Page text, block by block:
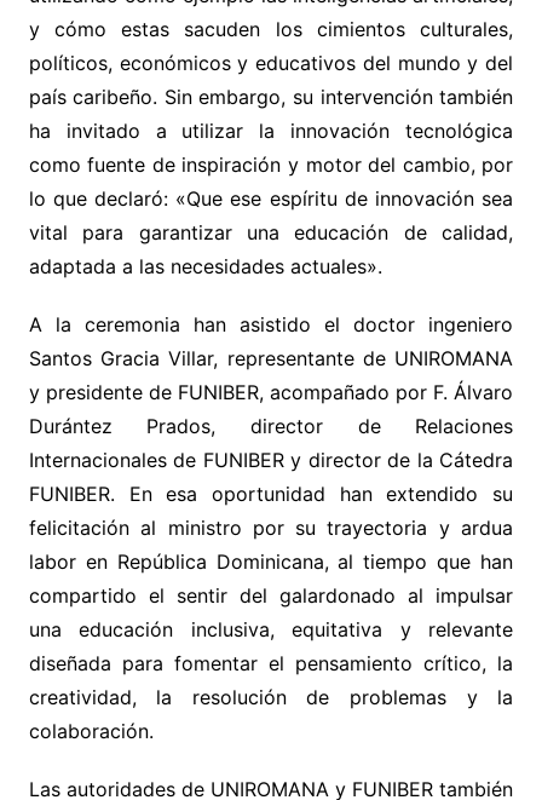
y cómo estas sacuden los cimientos culturales,
políticos, económicos y educativos del mundo y del
país caribeño. Sin embargo, su intervención también
ha invitado a utilizar la innovación tecnológica
como fuente de inspiración y motor del cambio, por
lo que declaró: «Que ese espíritu de innovación sea
vital para garantizar una educación de calidad,
adaptada a las necesidades actuales».
A la ceremonia han asistido el doctor ingeniero
Santos Gracia Villar, representante de UNIROMANA
y presidente de FUNIBER, acompañado por F. Álvaro
Durántez Prados, director de Relaciones
Internacionales de FUNIBER y director de la Cátedra
FUNIBER. En esa oportunidad han extendido su
felicitación al ministro por su trayectoria y ardua
labor en República Dominicana, al tiempo que han
compartido el sentir del galardonado al impulsar
una educación inclusiva, equitativa y relevante
diseñada para fomentar el pensamiento crítico, la
creatividad, la resolución de problemas y la
colaboración.
Las autoridades de UNIROMANA y FUNIBER también